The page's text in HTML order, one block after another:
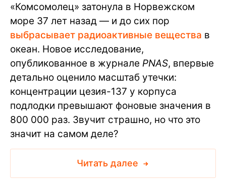
«Комсомолец» затонула в Норвежском
море 37 лет назад — и до сих пор
выбрасывает радиоактивные вещества в
океан. Новое исследование,
опубликованное в журнале PNAS, впервые
детально оценило масштаб утечки:
концентрации цезия-137 у корпуса
подлодки превышают фоновые значения в
800 000 раз. Звучит страшно, но что это
значит на самом деле?
Читать далее